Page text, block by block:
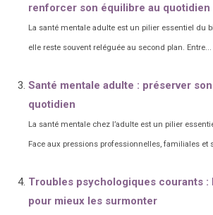
renforcer son équilibre au quotidien
La santé mentale adulte est un pilier essentiel du
elle reste souvent reléguée au second plan. Entre...
Santé mentale adulte : préserver
quotidien
La santé mentale chez l’adulte est un pilier
Face aux pressions professionnelles, familiales et
Troubles psychologiques courants :
pour mieux les surmonter